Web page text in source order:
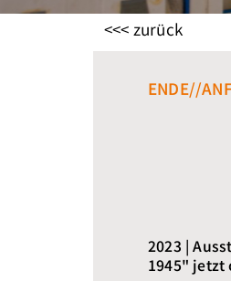
<<< zurück
ENDE//
2023 |
1945" jetzt